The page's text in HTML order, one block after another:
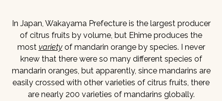
In Japan, Wakayama Prefecture is the largest producer
of citrus fruits by volume, but Ehime produces the
most varietyof mandarin orange by species. I never
knew that there were so many different species of
mandarin oranges, but apparently, since mandarins are
easily crossed with other varieties of citrus fruits, there
are nearly 200 varieties of mandarins globally.